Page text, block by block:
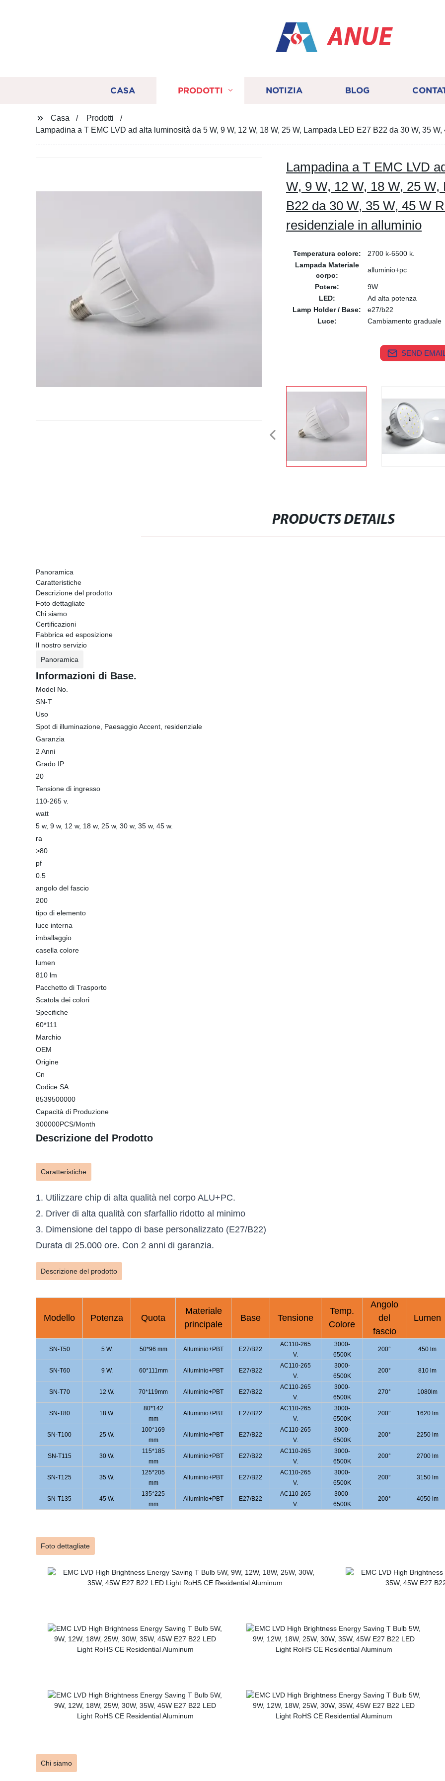
ANUE
CASA PRODOTTI NOTIZIA BLOG
Casa
Prodotti
Lampadina a T EMC LVD ad alta luminosità da 5 W, 9 W, 12 W, 18 W, 25 W, Lampada LED E27 B22 da 30 W, 35
Lampadina a T EMC LVD
W, 9 W, 12 W, 18 W, 25
B22 da 30 W, 35 W, 45 W
residenziale in alluminio
Temperatura colore:
2700 k-6500 k.
Lampada Materiale
corpo:
alluminio+pc
Potere:
9W
LED:
Ad alta potenza
Lamp Holder / Base:
e27/b22
Luce:
Cambiamento graduale
SEND
PRODUCTS DETAILS
Panoramica
Caratteristiche
Descrizione del prodotto
Foto dettagliate
Chi siamo
Certificazioni
Fabbrica ed esposizione
Il nostro servizio
Panoramica
Informazioni di Base.
Model No.
SN-T
Uso
Spot di illuminazione, Paesaggio Accent, residenziale
Garanzia
2 Anni
Grado IP
20
Tensione di ingresso
110-265 v.
watt
5 w, 9 w, 12 w, 18 w, 25 w, 30 w, 35 w, 45 w.
ra
>80
pf
0.5
angolo del fascio
200
tipo di elemento
luce interna
imballaggio
casella colore
lumen
810 lm
Pacchetto di Trasporto
Scatola dei colori
Specifiche
60*111
Marchio
OEM
Origine
Cn
Codice SA
8539500000
Capacità di Produzione
300000PCS/Month
Descrizione del Prodotto
Caratteristiche
1. Utilizzare chip di alta qualità nel corpo ALU+PC.
2. Driver di alta qualità con sfarfallio ridotto al minimo
3. Dimensione del tappo di base personalizzato (E27/B22)
Durata di 25.000 ore. Con 2 anni di garanzia.
Descrizione del prodotto
Modello Potenza Quota
Materiale
principale
Base Tensione
Temp.
Colore
Angolo
del
fascio
Lumen
SN-T50 5 W. 50*96 mm Alluminio+PBT E27/B22
AC110-265
V.
3000-
6500K
200° 450 lm
SN-T60 9 W. 60*111mm Alluminio+PBT E27/B22
AC110-265
V.
3000-
6500K
200° 810 lm
SN-T70 12 W. 70*119mm Alluminio+PBT E27/B22
AC110-265
V.
3000-
6500K
270° 1080lm
SN-T80 18 W.
80*142
mm
Alluminio+PBT E27/B22
AC110-265
V.
3000-
6500K
200° 1620 lm
SN-T100 25 W.
100*169
mm
Alluminio+PBT E27/B22
AC110-265
V.
3000-
6500K
200° 2250 lm
SN-T115 30 W.
115*185
mm
Alluminio+PBT E27/B22
AC110-265
V.
3000-
6500K
200° 2700 lm
SN-T125 35 W.
125*205
mm
Alluminio+PBT E27/B22
AC110-265
V.
3000-
6500K
200° 3150 lm
SN-T135 45 W.
135*225
mm
Alluminio+PBT E27/B22
AC110-265
V.
3000-
6500K
200° 4050 lm
Foto dettagliate
Chi siamo